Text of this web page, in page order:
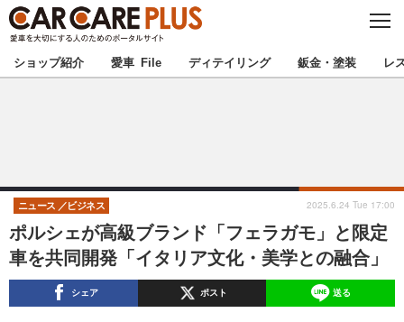
C
S
E
★カーケアプラス認定★ 厳選プロショップを地域から探す
甲信越 北陸
東海 関西
中国 四国
ショップ紹介 愛車 File ディテイリング 鈑金・塗装 レ
ポルシェが高級ブランド「フェラガモ」と限定
車を共同開発「イタリア文化・美学との融合」
ニュース ビジネス 2025.6.24 Tue 17:00
シェア ポスト 送る